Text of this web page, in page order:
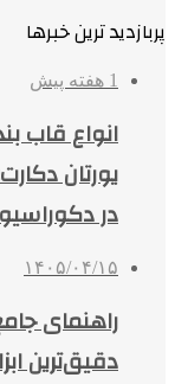
پربازدید ترین خبرها
1 هفته پیش
انواع قاب
یورتان
در
۱۴۰۵/۰۴/۱۵
راهنمای
دقیق‌ترین